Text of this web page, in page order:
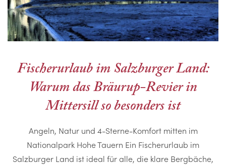
Fischerurlaub im Salzburger Land:
Warum das Bräurup-Revier in
Mittersill so besonders ist
Angeln, Natur und 4-Sterne-Komfort mitten im
Nationalpark Hohe Tauern Ein Fischerurlaub im
Salzburger Land ist ideal für alle, die klare Bergbäche,